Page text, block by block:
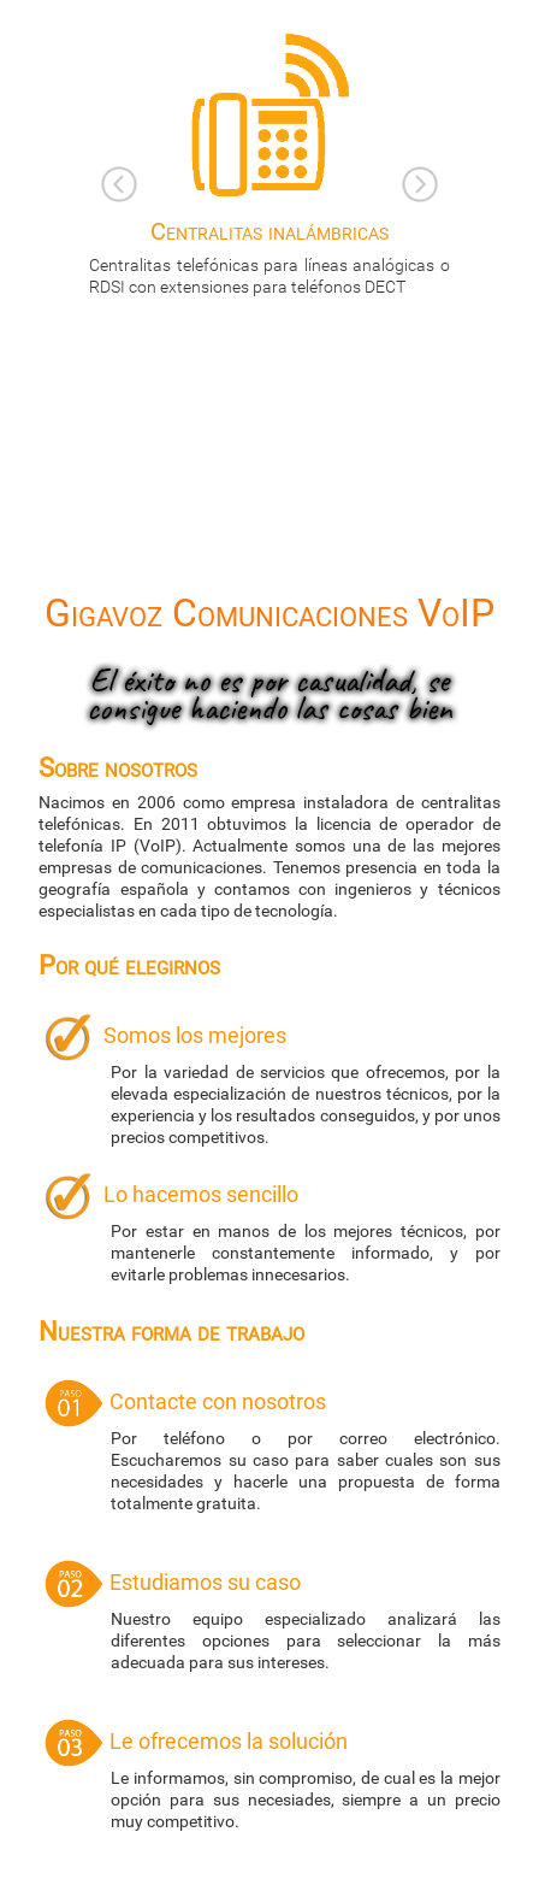
o
Centralitas híbridas
Permiten utilizar líneas telefónicas y extensiones
convencionales, pero también tecnología VoIP
Gigavoz Comunicaciones VoIP
El éxito no es por casualidad, se
consigue haciendo las cosas bien
Sobre nosotros
Nacimos en 2006 como empresa instaladora de centralitas
telefónicas. En 2011 obtuvimos la licencia de operador de
telefonía IP (VoIP). Actualmente somos una de las mejores
empresas de comunicaciones. Tenemos presencia en toda la
geografía española y contamos con ingenieros y técnicos
especialistas en cada tipo de tecnología.
Por qué elegirnos
Somos los mejores
Por la variedad de servicios que ofrecemos, por la
elevada especialización de nuestros técnicos, por la
experiencia y los resultados conseguidos, y por unos
precios competitivos.
Lo hacemos sencillo
Por estar en manos de los mejores técnicos, por
mantenerle constantemente informado, y por
evitarle problemas innecesarios.
Nuestra forma de trabajo
Contacte con nosotros
Por teléfono o por correo electrónico.
Escucharemos su caso para saber cuales son sus
necesidades y hacerle una propuesta de forma
totalmente gratuita.
Estudiamos su caso
Nuestro equipo especializado analizará las
diferentes opciones para seleccionar la más
adecuada para sus intereses.
Le ofrecemos la solución
Le informamos, sin compromiso, de cual es la mejor
opción para sus necesiades, siempre a un precio
muy competitivo.